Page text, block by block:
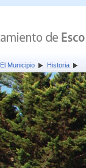
El Municipio Historia